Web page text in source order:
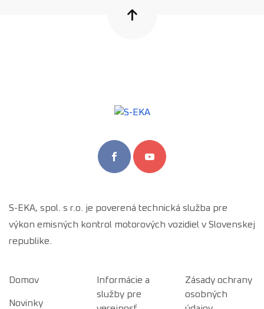
S-EKA, spol. s r.o. je poverená technická služba pre
výkon emisných kontrol motorových vozidiel v Slovenskej
republike.
Domov
Novinky
Informácie a
služby pre
Zásady ochrany
osobných